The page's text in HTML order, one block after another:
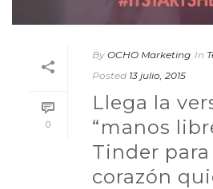
0
By OCHO Marketing In
Posted 13 julio, 2015
Llega la
“manos
Tinder
corazón